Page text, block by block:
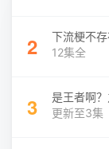
2
下流梗不
12集全
3
是王者啊
更新至3集